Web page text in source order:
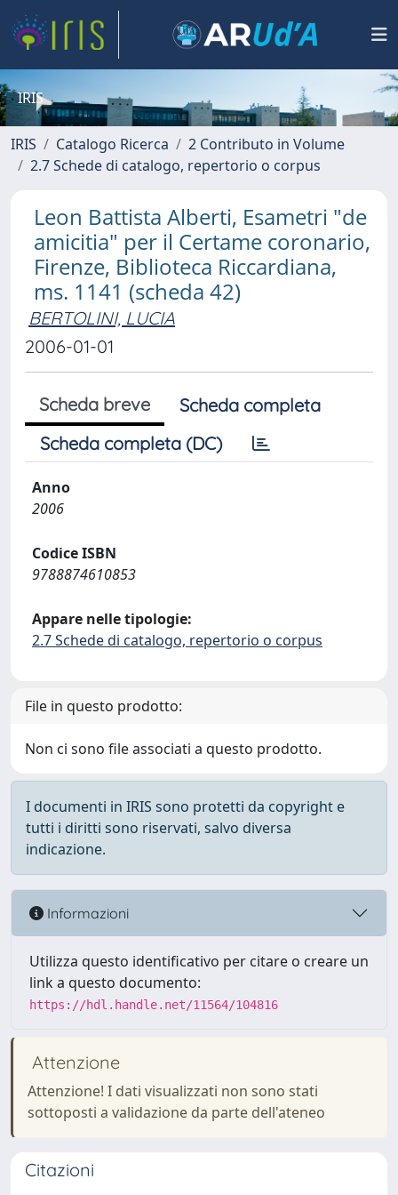
IRIS
IRIS Catalogo Ricerca
2 Contributo in Volume
2.7 Schede di catalogo, repertorio o corpus
Leon Battista Alberti, Esametri "de
amicitia" per il Certame coronario,
Firenze, Biblioteca Riccardiana,
ms. 1141 (scheda 42)
BERTOLINI, LUCIA
2006-01-01
Scheda breve
Scheda completa
Scheda completa (DC)
Anno
2006
Codice ISBN
9788874610853
Appare nelle tipologie:
2.7 Schede di catalogo, repertorio o corpus
File in questo prodotto:
Non ci sono file associati a questo prodotto.
I documenti in IRIS sono protetti da copyright e
tutti i diritti sono riservati, salvo diversa
indicazione.
Informazioni
Utilizza questo identificativo per citare o creare un
link a questo documento:
https://hdl.handle.net/11564/104816
Attenzione
Attenzione! I dati visualizzati non sono stati
sottoposti a validazione da parte dell'ateneo
Citazioni